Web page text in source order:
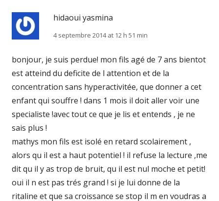
hidaoui yasmina
4 septembre 2014 at 12 h 51 min
bonjour, je suis perdue! mon fils agé de 7 ans bientot
est atteind du deficite de l attention et de la
concentration sans hyperactivitée, que donner a cet
enfant qui souffre ! dans 1 mois il doit aller voir une
specialiste !avec tout ce que je lis et entends , je ne
sais plus !
mathys mon fils est isolé en retard scolairement ,
alors qu il est a haut potentiel ! il refuse la lecture ,me
dit qu il y as trop de bruit, qu il est nul moche et petit!
oui il n est pas trés grand ! si je lui donne de la
ritaline et que sa croissance se stop il m en voudras a